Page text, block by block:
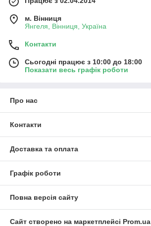
м. Вінниця
Янгеля, Вінниця, Україна
Контакти
Сьогодні працює з 10:00 до 18:00
Показати весь графік роботи
Про нас
Контакти
Доставка та оплата
Графік роботи
Повна версія сайту
Сайт створено на маркетплейсі Prom.ua